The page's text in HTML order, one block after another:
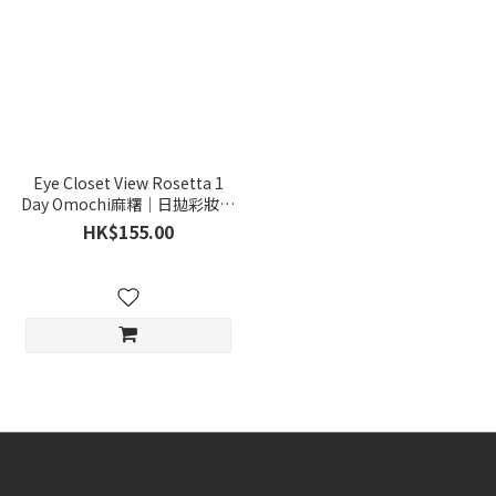
Eye Closet View Rosetta 1
Day Omochi麻糬｜日拋彩妝隱
形眼鏡｜每盒10片
HK$155.00